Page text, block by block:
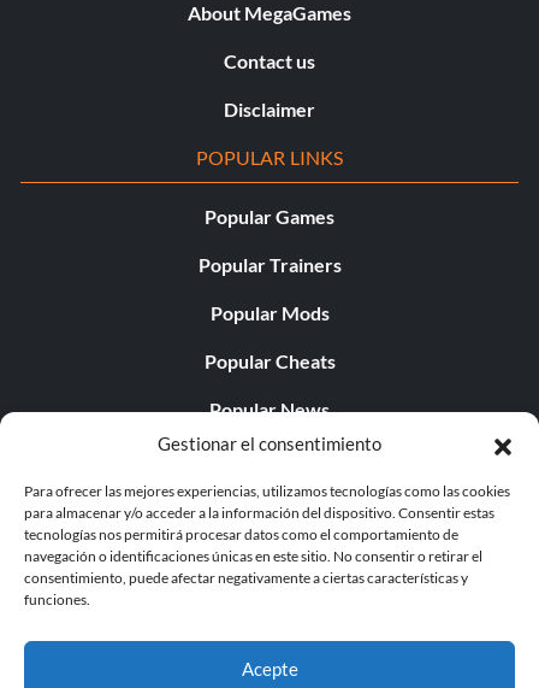
Gestionar el consentimiento
Para ofrecer las mejores experiencias, utilizamos tecnologías como las cookies
para almacenar y/o acceder a la información del dispositivo. Consentir estas
tecnologías nos permitirá procesar datos como el comportamiento de
navegación o identificaciones únicas en este sitio. No consentir o retirar el
consentimiento, puede afectar negativamente a ciertas características y
funciones.
Acepte
About MegaGames
Contact us
Disclaimer
POPULAR LINKS
Popular Games
Popular Trainers
Popular Mods
Popular Cheats
Popular News
Popular Editorials
Popular Free Games
LATEST UPDATES